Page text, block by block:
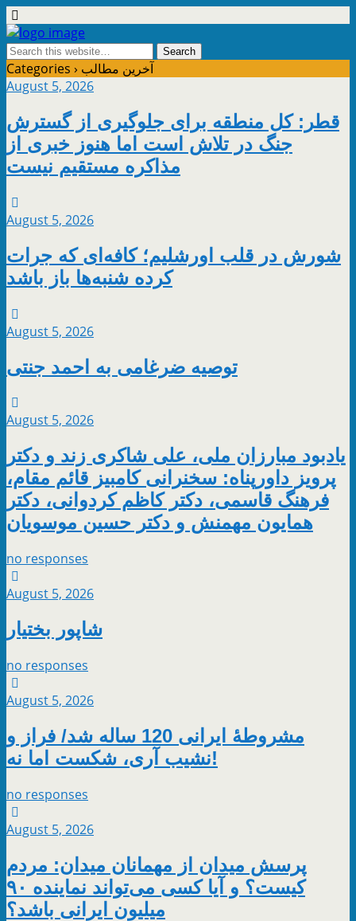
Categories › آخرین مطالب
August 5, 2026
قطر: کل منطقه برای جلوگیری از گسترش
جنگ در تلاش است اما هنوز خبری از
مذاکره مستقیم نیست
August 5, 2026
شورش در قلب اورشلیم؛ کافه‌ای که جرات
کرده شنبه‌ها باز باشد
August 5, 2026
توصیه ضرغامی به احمد جنتی
August 5, 2026
یادبود مبارزان ملی، علی شاکری زند و دکتر
پرویز داورپناه: سخنرانی کامبیز قائم مقام،
فرهنگ قاسمی، دکتر کاظم کردوانی، دکتر
همایون مهمنش و دکتر حسین موسویان
no responses
August 5, 2026
شاپور بختیار
no responses
August 5, 2026
مشروطۀ ایرانی 120 ساله شد/ فراز و
نشیب آری، شکست اما نه!
no responses
August 5, 2026
پرسش میدان از مهمانان میدان: مردم
کیست؟ و آیا کسی می‌تواند نماینده ۹۰
میلیون ایرانی باشد؟